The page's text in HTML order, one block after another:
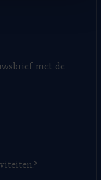
met de